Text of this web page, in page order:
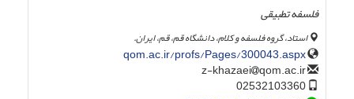
فلسفه تطبیقی
استاد، گروه فلسفه و کلام، دانشگاه قم، قم، ایران.
qom.ac.ir/profs/Pages/300043.aspx
qom.ac.ir